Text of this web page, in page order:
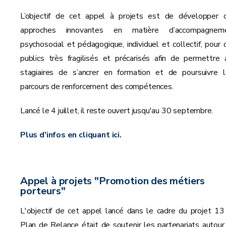
L’objectif de cet appel à projets est de développer
approches innovantes en matière
psychosocial et pédagogique, individuel et collectif, pour
publics très fragilisés et précarisés afin de permettre
stagiaires de s’ancrer en formation et de poursuivre
parcours de renforcement des compétences.
Lancé le 4 juillet, il reste ouvert jusqu'au 30 septembre.
Plus d'infos en cliquant ici.
Appel à projets "Promotion des métiers
porteurs"
L'objectif de cet appel lancé dans le cadre du projet